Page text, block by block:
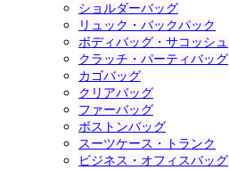
ショルダーバッグ
リュック・バックパック
ボディバッグ・サコッシュ
クラッチ・パーティバッグ
カゴバッグ
クリアバッグ
ファーバッグ
ボストンバッグ
スーツケース・トランク
ビジネス・オフィスバッグ